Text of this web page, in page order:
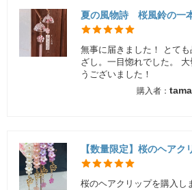
夏の風物詩 桜風鈴の一
無事に届きました！ とて
ざし。一目惚れでした。
うございました！
【数量限定】桜のヘア
桜のヘアクリップを購入し